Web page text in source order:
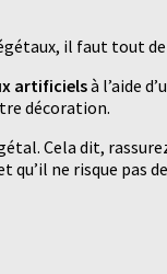
il faut tout
artificielsà l’aide
décoration.
Cela dit,
ne risque pas